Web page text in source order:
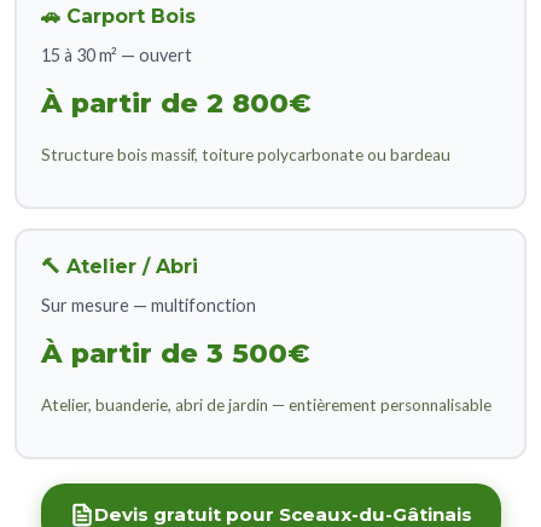
🚗 Carport Bois
15 à 30 m² — ouvert
À partir de 2 800€
Structure bois massif, toiture polycarbonate ou bardeau
🔨 Atelier / Abri
Sur mesure — multifonction
À partir de 3 500€
Atelier, buanderie, abri de jardin — entièrement personnalisable
Devis gratuit pour Sceaux-du-Gâtinais